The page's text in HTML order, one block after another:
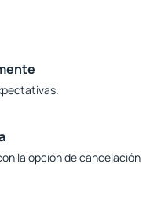
la opción de cancelación